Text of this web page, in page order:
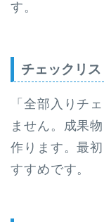
す。
チェックリ
「全部入りチ
ません。成果
作ります。最
すすめです。